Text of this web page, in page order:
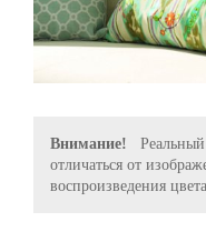
Внимание!
отличаться от
воспроизведения